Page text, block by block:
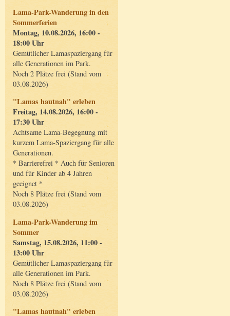
Lama-Park-Wanderung in den
Sommerferien
Montag, 10.08.2026, 16:00 -
18:00 Uhr
Gemütlicher Lamaspaziergang für
alle Generationen im Park.
Noch 2 Plätze frei (Stand vom
03.08.2026)
"Lamas hautnah" erleben
Freitag, 14.08.2026, 16:00 -
17:30 Uhr
Achtsame Lama-Begegnung mit
kurzem Lama-Spaziergang für alle
Generationen.
* Barrierefrei * Auch für Senioren
und für Kinder ab 4 Jahren
geeignet *
Noch 8 Plätze frei (Stand vom
03.08.2026)
Lama-Park-Wanderung im
Sommer
Samstag, 15.08.2026, 11:00 -
13:00 Uhr
Gemütlicher Lamaspaziergang für
alle Generationen im Park.
Noch 8 Plätze frei (Stand vom
03.08.2026)
"Lamas hautnah" erleben